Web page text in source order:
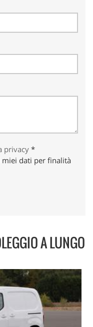
privacy *
dati per finalità
A LUNGO